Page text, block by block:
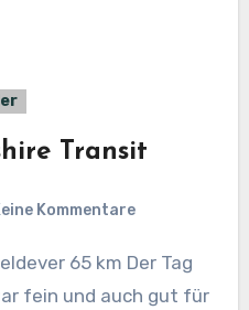
Transit
Kommentare
fein und auch gut für